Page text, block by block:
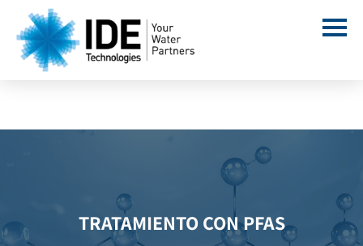
TRATAMIENTO CON PFAS